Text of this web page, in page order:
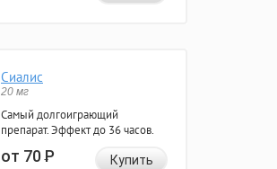
Сиалис
20 мг
Самый долгоиграющий
препарат. Эффект до 36 часов.
от 70Р Купить